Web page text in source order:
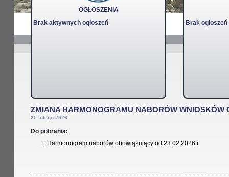
OGŁOSZENIA
Brak aktywnych ogłoszeń
Brak
ZMIANA HARMONOGRAMU NABORÓW WNIOSKÓW
25 lutego 2026
Do pobrania:
Harmonogram naborów obowiązujący od 23.02.2026 r.